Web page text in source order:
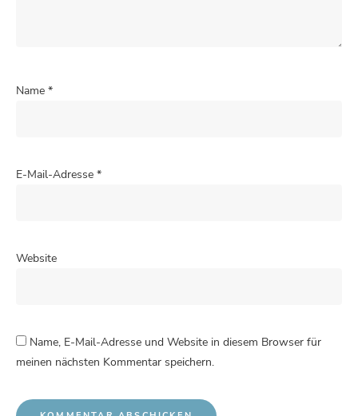
Name *
E-Mail-Adresse *
Website
Name, E-Mail-Adresse und Website in diesem Browser für
meinen nächsten Kommentar speichern.